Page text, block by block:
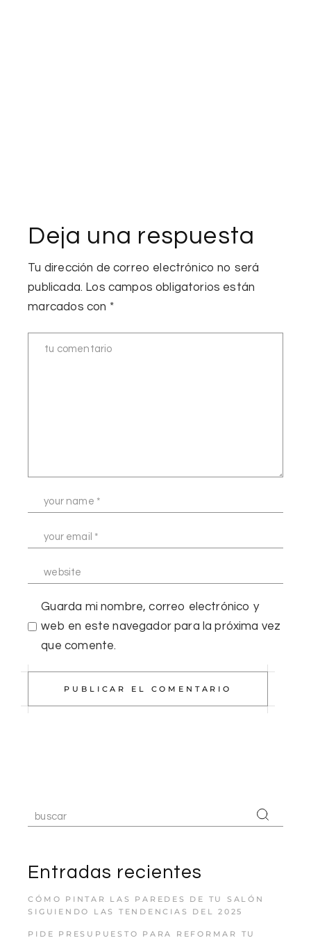
Deja una respuesta
Tu dirección de correo electrónico no será
publicada. Los campos obligatorios están
marcados con *
Guarda mi nombre, correo electrónico y
web en este navegador para la próxima vez
que comente.
PUBLICAR EL COMENTARIO
Entradas recientes
CÓMO PINTAR LAS PAREDES DE TU SALÓN
SIGUIENDO LAS TENDENCIAS DEL 2025
PIDE PRESUPUESTO PARA REFORMAR TU